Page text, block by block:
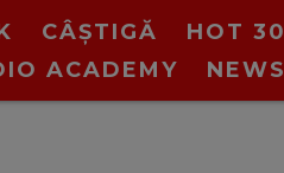
CÂȘTIGĂ
HOT 30
ACADEMY NEWS